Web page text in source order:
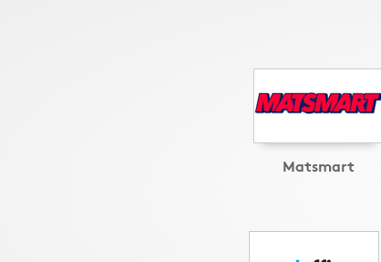
Matsmart